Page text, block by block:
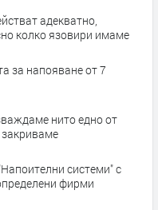
адекватно,
колко язовири имаме
за напояване от 7
нито едно от
системи" с
фирми